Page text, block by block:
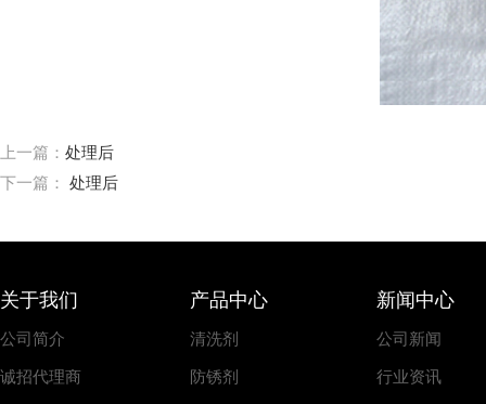
上一篇： 处理后
下一篇：
处理后
关于我们
公司简介
诚招代理商
产品中心
清洗剂
防锈剂
新闻中心
公司新闻
行业资讯